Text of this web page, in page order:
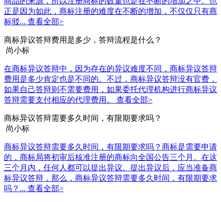
正是因为如此，商标注册的难度在不断的增加，不仅仅只有商
标驳... 查看全部>
商标异议答辩费用是多少，答辩流程是什么？
尚小标
在商标异议答辩中，因为存在的异议难度不同，商标异议答辩
费用是多少肯定也是不同的。不过，商标异议答辩没有官费，
如果自己答辩则不需要费用，如果委托代理机构进行商标异议
答辩需要支付相应的代理费用。 查看全部>
商标异议答辩需要多久时间，有限期要求吗？
尚小标
商标异议答辩需要多久时间，有限期要求吗？商标是需要申请
的，商标局将初审后核准注册的商标向全国公告三个月。在这
三个月内，任何人都可以提出异议。提出异议后，应当准备商
标异议答辩，那么，商标异议答辩需要多久时间，有限期要求
吗？... 查看全部>